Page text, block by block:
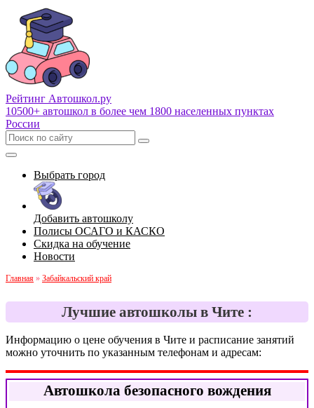
Рейтинг Автошкол.ру
10500+ автошкол в более чем 1800 населенных пунктах
России
Выбрать город
Добавить автошколу
Полисы ОСАГО и КАСКО
Скидка на обучение
Новости
Главная » Забайкальский край
Лучшие автошколы в Чите :
Информацию о цене обучения в Чите и расписание занятий
можно уточнить по указанным телефонам и адресам:
Автошкола безопасного вождения